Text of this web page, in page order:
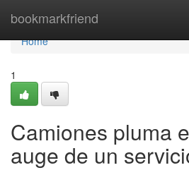
bookmarkfriend
Home
Home
1
Camiones pluma
auge de un